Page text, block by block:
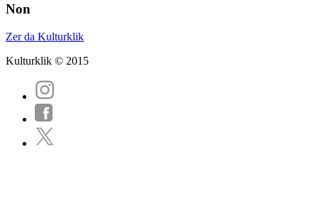
Non
Zer da Kulturklik
Kulturklik © 2015